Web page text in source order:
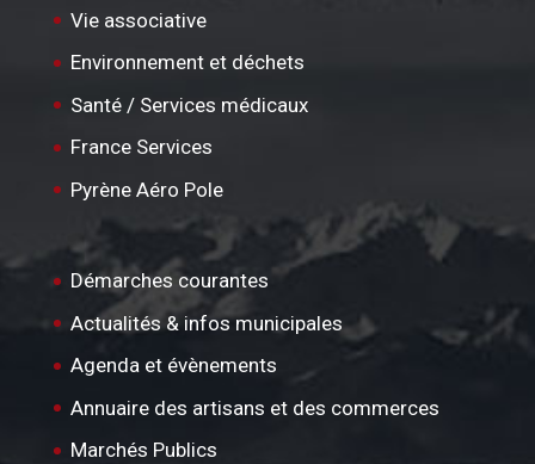
Vie associative
Environnement et déchets
Santé / Services médicaux
France Services
Pyrène Aéro Pole
Démarches courantes
Actualités & infos municipales
Agenda et évènements
Annuaire des artisans et des commerces
Marchés Publics